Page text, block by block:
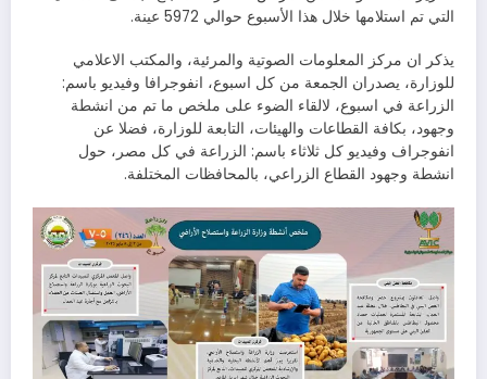
التي تم استلامها خلال هذا الأسبوع حوالي 5972 عينة.
يذكر ان مركز المعلومات الصوتية والمرئية، والمكتب الاعلامي
للوزارة، يصدران الجمعة من كل اسبوع، انفوجرافا وفيديو باسم:
الزراعة في اسبوع، لالقاء الضوء على ملخص ما تم من انشطة
وجهود، بكافة القطاعات والهيئات، التابعة للوزارة، فضلا عن
انفوجراف وفيديو كل ثلاثاء باسم: الزراعة في كل مصر، حول
انشطة وجهود القطاع الزراعي، بالمحافظات المختلفة.